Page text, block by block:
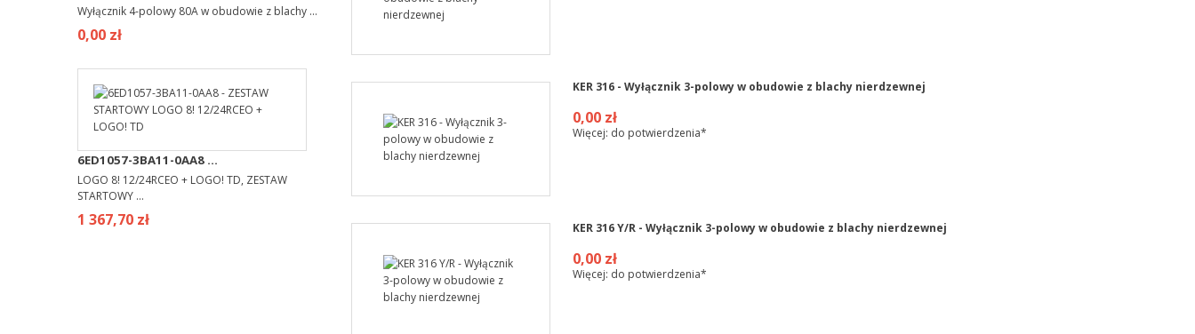
Wyłącznik 4-polowy 80A w obudowie z blachy ...
0,00 zł
6ED1057-3BA11-0AA8 ...
LOGO 8! 12/24RCEO + LOGO! TD, ZESTAW
STARTOWY ...
1 367,70 zł
KER 316 - Wyłącznik 3-polowy w obudowie z blachy nierdzewnej
0,00 zł
Więcej: do potwierdzenia*
KER 316 Y/R - Wyłącznik 3-polowy w obudowie z blachy nierdzewnej
0,00 zł
Więcej: do potwierdzenia*